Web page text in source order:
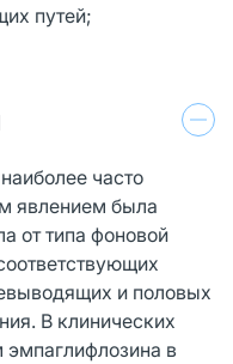
путей;
часто
явлением была
от типа фоновой
и половых
В клинических
в